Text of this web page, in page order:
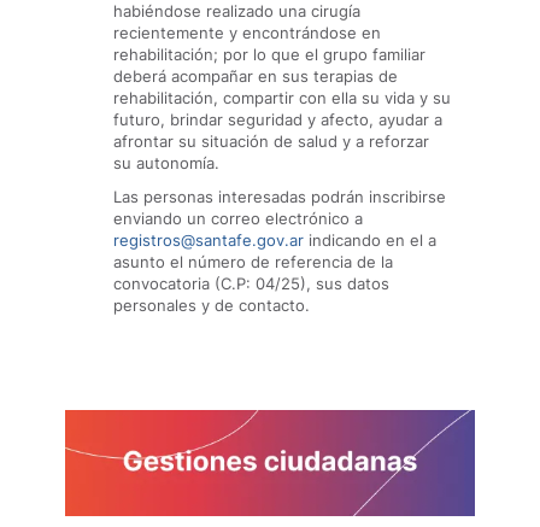
habiéndose realizado una cirugía
recientemente y encontrándose en
rehabilitación; por lo que el grupo familiar
deberá acompañar en sus terapias de
rehabilitación, compartir con ella su vida y su
futuro, brindar seguridad y afecto, ayudar a
afrontar su situación de salud y a reforzar
su autonomía.
Las personas interesadas podrán inscribirse
enviando un correo electrónico a
registros@santafe.gov.ar indicando en el a
asunto el número de referencia de la
convocatoria (C.P: 04/25), sus datos
personales y de contacto.